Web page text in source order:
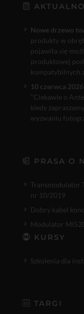
Nowe drzewo
produkty w
pojawiła się
produktowej
kompatybilnych
10 czerwca 2026
"Ciekawie o
kiedy
wyzwaniu
PRASA O
Transmodulator
nr 10/2019
Dobry kabel
Modulator
KURSY
Szkolenia dla
TARGI